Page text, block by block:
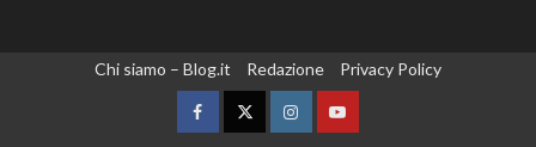
Chi siamo – Blog.it Redazione Privacy Policy
FacebookTwitterInstagramYouTube